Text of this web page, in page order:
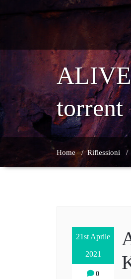
torrent
Home/Riflessioni /
21st Aprile
2021
0